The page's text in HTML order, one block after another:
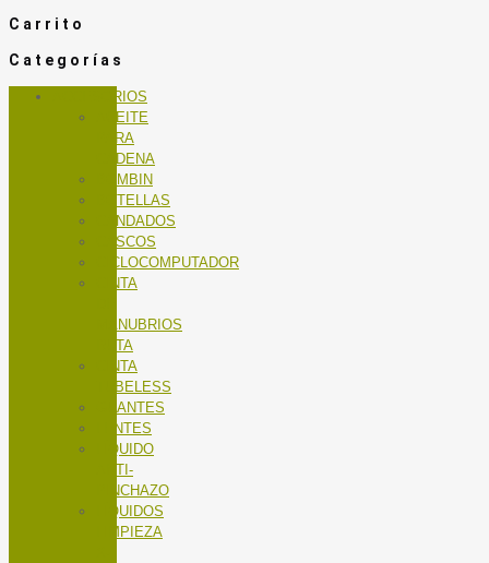
Carrito
Categorías
ACCESORIOS
ACEITE
PARA
CADENA
BOMBIN
BOTELLAS
CANDADOS
CASCOS
CICLOCOMPUTADOR
CINTA
MANUBRIOS
RUTA
CINTA
TUBELESS
GUANTES
LENTES
LÍQUIDO
ANTI-
PINCHAZO
LÍQUIDOS
LIMPIEZA